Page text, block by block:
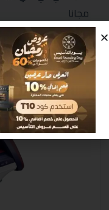
مجانا
منتجات مشابهة